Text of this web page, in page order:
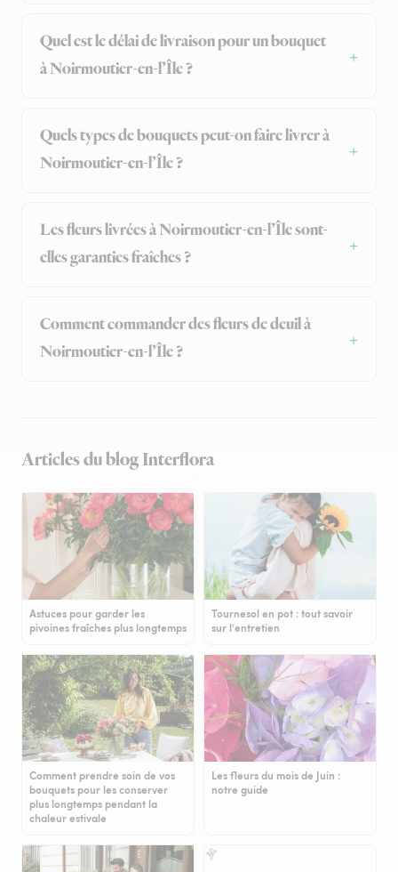
Quel est le délai de livraison pour un bouquet
à Noirmoutier-en-l’Île ?
Quels types de bouquets peut-on faire livrer à
Noirmoutier-en-l’Île ?
Les fleurs livrées à Noirmoutier-en-l’Île sont-
elles garanties fraîches ?
Comment commander des fleurs de deuil à
Noirmoutier-en-l’Île ?
Articles du blog Interflora
Astuces pour garder les
pivoines fraîches plus longtemps
Tournesol en pot : tout savoir
sur l'entretien
Comment prendre soin de vos
bouquets pour les conserver
plus longtemps pendant la
chaleur estivale
Les fleurs du mois de Juin :
notre guide